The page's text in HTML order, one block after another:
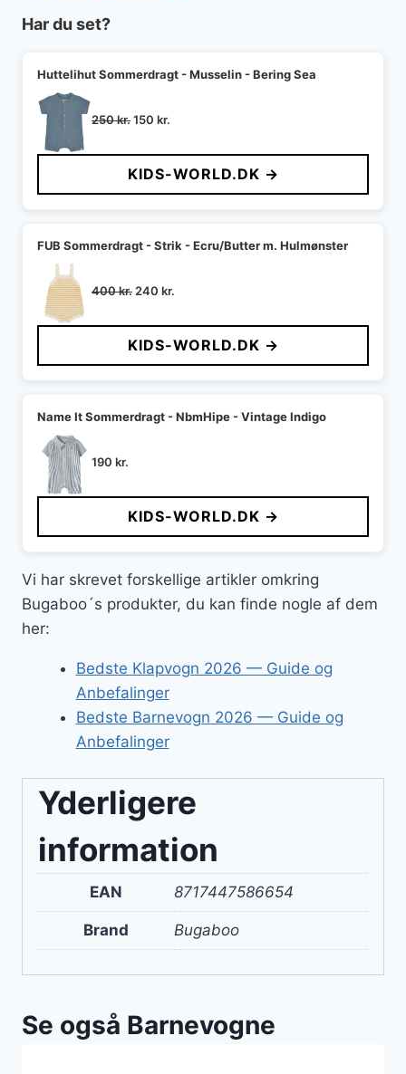
Har du set?
Huttelihut Sommerdragt - Musselin - Bering Sea
250kr.Den
pris
var:
250 kr..
150 kr.
pris
er:
150 kr..
KIDS-WORLD.DK →
FUB Sommerdragt - Strik - Ecru/Butter m. Hulmønster
400kr. Den
pris
var:
400 kr..
240 kr.
pris
er:
240 kr..
KIDS-WORLD.DK →
Name It Sommerdragt - NbmHipe - Vintage Indigo
190 kr.
KIDS-WORLD.DK →
Vi har skrevet forskellige artikler omkring
Bugaboo´s produkter, du kan finde nogle af dem
her:
Bedste Klapvogn 2026 — Guide og
Anbefalinger
Bedste Barnevogn 2026 — Guide og
Anbefalinger
Yderligere
information
EAN 8717447586654
Brand Bugaboo
Se også Barnevogne